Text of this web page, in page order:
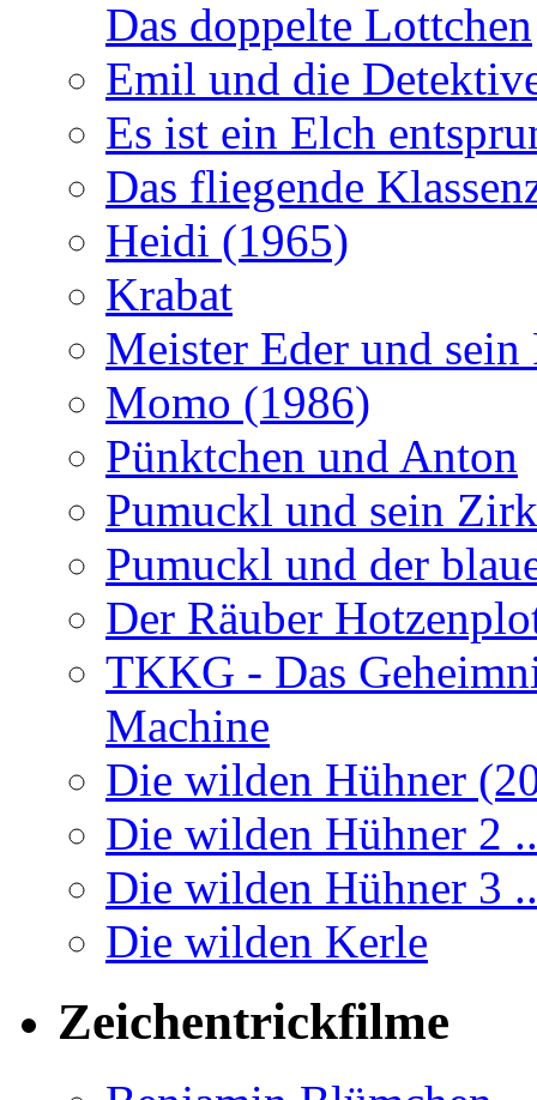
Das doppelte Lottchen
Emil und die
Es ist ein Elch
Das fliegende
Heidi (1965)
Krabat
Meister Eder und
Momo (1986)
Pünktchen und Anton
Pumuckl und sein
Pumuckl und der
Der Räuber
TKKG - Das
Machine
Die wilden Hühner
Die wilden Hühner 2
Die wilden Hühner 3
Die wilden Kerle
Zeichentrickfilme